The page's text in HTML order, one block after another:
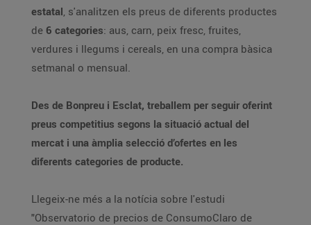
estatal, s'analitzen els preus de diferents productes
de 6 categories: aus, carn, peix fresc, fruites,
verdures i llegums i cereals, en una compra bàsica
setmanal o mensual.
Des de Bonpreu i Esclat, treballem per seguir oferint
preus competitius segons la situació actual del
mercat i una àmplia selecció d’ofertes en les
diferents categories de producte.
Llegeix-ne més a la notícia sobre l'estudi
"Observatorio de precios de ConsumoClaro de